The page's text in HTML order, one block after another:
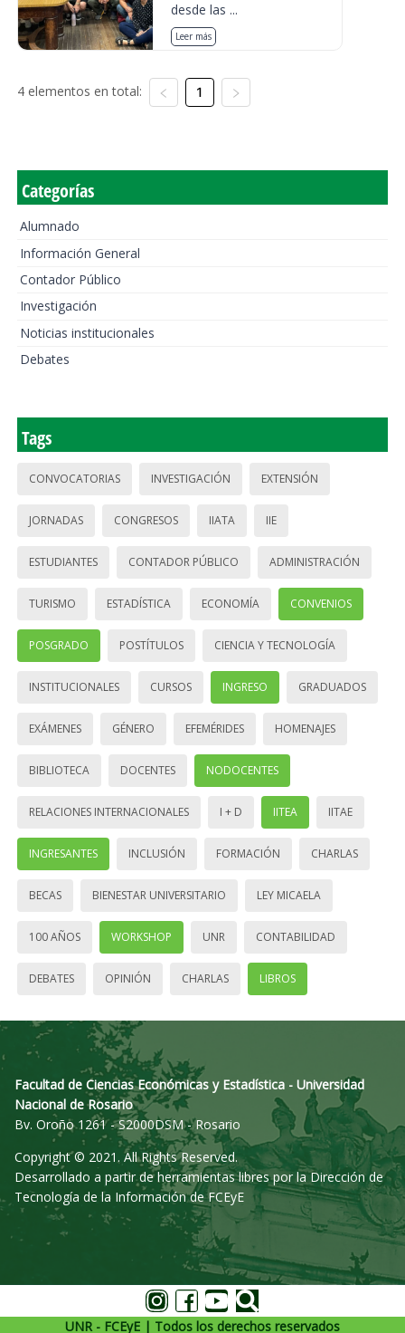
desde las ...
Leer más
4 elementos en total: 1
Categorías
Alumnado
Información General
Contador Público
Investigación
Noticias institucionales
Debates
Tags
CONVOCATORIAS INVESTIGACIÓN EXTENSIÓN
JORNADAS CONGRESOS IIATA IIE
ESTUDIANTES CONTADOR PÚBLICO ADMINISTRACIÓN
TURISMO ESTADÍSTICA ECONOMÍA CONVENIOS
POSGRADO POSTÍTULOS CIENCIA Y TECNOLOGÍA
INSTITUCIONALES CURSOS INGRESO GRADUADOS
EXÁMENES GÉNERO EFEMÉRIDES HOMENAJES
BIBLIOTECA DOCENTES NODOCENTES
RELACIONES INTERNACIONALES I + D IITEA IITAE
INGRESANTES INCLUSIÓN FORMACIÓN CHARLAS
BECAS BIENESTAR UNIVERSITARIO LEY MICAELA
100 AÑOS WORKSHOP UNR CONTABILIDAD
DEBATES OPINIÓN CHARLAS LIBROS
Facultad de Ciencias Económicas y Estadística - Universidad
Nacional de Rosario
Bv. Oroño 1261 - S2000DSM - Rosario
Copyright © 2021. All Rights Reserved.
Desarrollado a partir de herramientas libres por la Dirección de
Tecnología de la Información de FCEyE
UNR - FCEyE | Todos los derechos reservados